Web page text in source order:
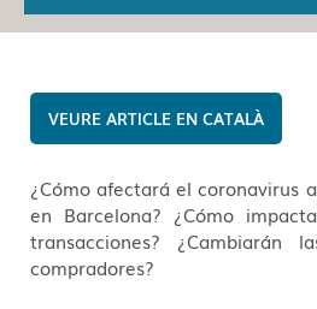
CATALÀ
¿Cómo afectará el coronavirus
en Barcelona? ¿Cómo
transacciones? ¿Cambiarán
compradores?